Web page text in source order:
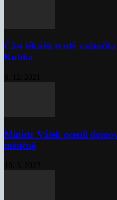
Část lékařů tvrdě
Kubka
Ministr Válek ocenil
měsíčně